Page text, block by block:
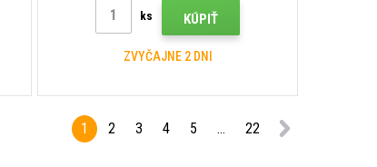
ks KÚPIŤ
ZVYČAJNE 2 DNI
1 2 3 4 5 ... 22